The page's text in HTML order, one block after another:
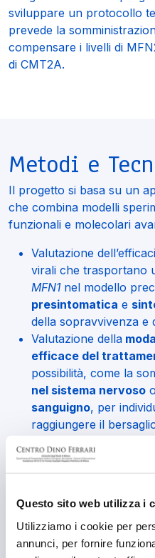
Questo sito web utilizza i
Utilizziamo i cookie per
annunci, per fornire
sviluppare un protocollo
prevede la
compensare i livelli di
di CMT2A.
Metodi e
Il progetto si basa su un
che combina modelli
funzionali e molecolari
Valutazione
virali che trasportano
MFN1nel modello
presintomatica e
della sopravvivenza e
Valutazione della
efficace del
possibilità, come la
nel sistema nervoso
sanguigno, per
raggiungere il
spinale, muscoli
valutare la
Analisi degli effetti del
valutando diversi
come la produzione